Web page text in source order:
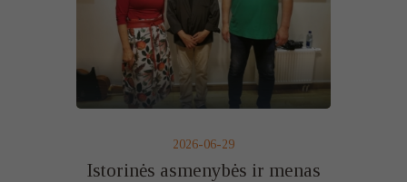
2026-06-29
Istorinės asmenybės ir menas